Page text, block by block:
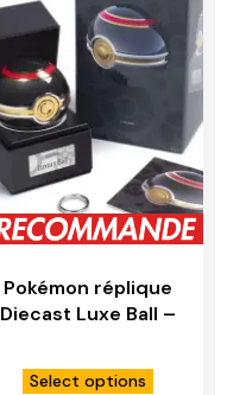
Pokémon réplique
Diecast Luxe Ball –
Select options